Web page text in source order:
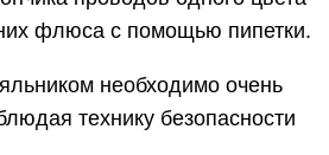
флюса с помощью пипетки.
необходимо очень
технику безопасности